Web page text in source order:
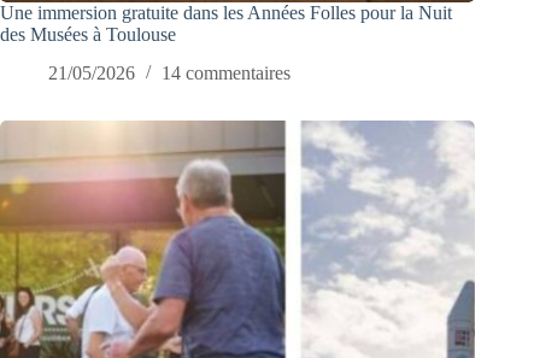
Une immersion gratuite dans les Années Folles pour la Nuit
des Musées à Toulouse
21/05/2026
14 commentaires